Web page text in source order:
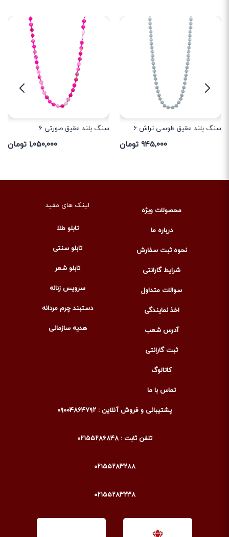
سنگ بلند عقیق طوسی تراش 6
۹۴۵,۰۰۰ تومان
سنگ بلند عقیق صورتی 6
۱,۰۵۰,۰۰۰ تومان
محصولات ویژه
درباره ما
نحوه ثبت سفارش
شرایط گارانتی
سوالات متداول
اخذ نمایندگی
آدرس شعب
ثبت گارانتی
کاتالوگ
تماس با ما
لینک های مفید
تابلو طلا
تابلو سنتی
تابلو شعر
سرویس زنانه
دستبند چرم مردانه
هدیه سازمانی
پشتیبانی و فروش آنلاین : ۰۹۰۰۴۸۶۴۷۹۲
تلفن ثابت : ۰۲۱۵۵۲۸۶۸۴۸
۰۲۱۵۵۲۸۳۲۸۸
۰۲۱۵۵۲۸۳۲۳۸